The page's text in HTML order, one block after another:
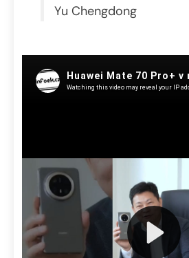
Yu Chengdong